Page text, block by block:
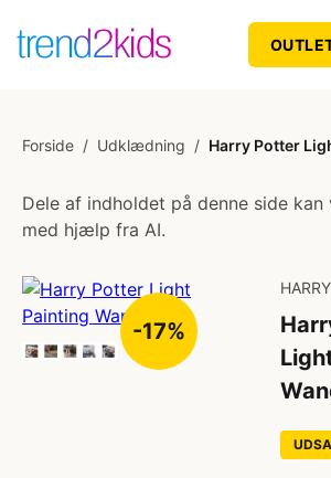
Forside / Udklædning / Harry Potter
Dele af indholdet på denne side
med hjælp fra AI.
-17%